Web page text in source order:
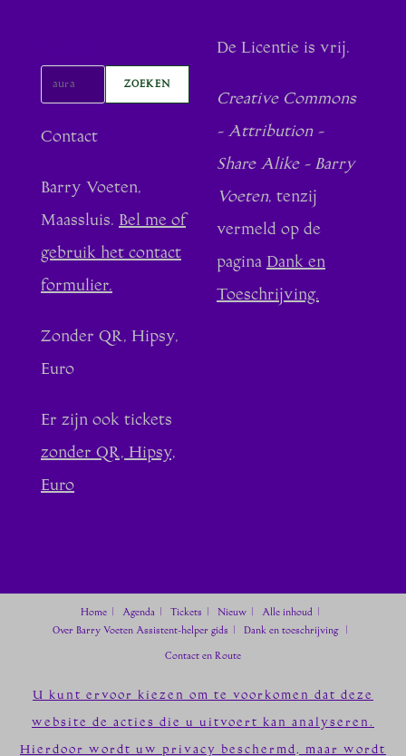
ZOEKEN
Contact
Barry Voeten,
Maassluis. Bel me of
gebruik het contact
formulier.
Zonder QR, Hipsy,
Euro
Er zijn ook tickets
zonder QR, Hipsy,
Euro
De Licentie is vrij.
Creative Commons
- Attribution -
Share Alike - Barry
Voeten, tenzij
vermeld op de
pagina Dank en
Toeschrijving.
Home Agenda Tickets Nieuw
Alle inhoud
Over Barry Voeten Assistent-helper gids Dank en toeschrijving
Contact en Route
U kunt ervoor kiezen om te voorkomen dat deze
website de acties die u uitvoert kan analyseren.
Hierdoor wordt uw privacy beschermd, maar wordt